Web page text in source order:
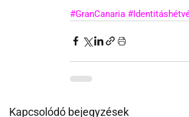
#GranCanaria
Kapcsolódó bejegyzések